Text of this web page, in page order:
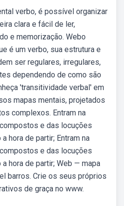
verbo, é possível organizar
clara e fácil de ler,
e memorização. Webo
é um verbo, sua estrutura e
ser regulares, irregulares,
dependendo de como são
'transitividade verbal' em
mapas mentais, projetados
complexos. Entram na
e das locuções
hora de partir; Entram na
e das locuções
hora de partir; Web — mapa
barros. Crie os seus próprios
de graça no www.